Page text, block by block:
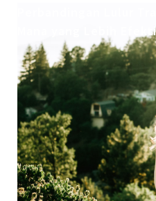
Perbandingan Lulur
Mana yang Lebih